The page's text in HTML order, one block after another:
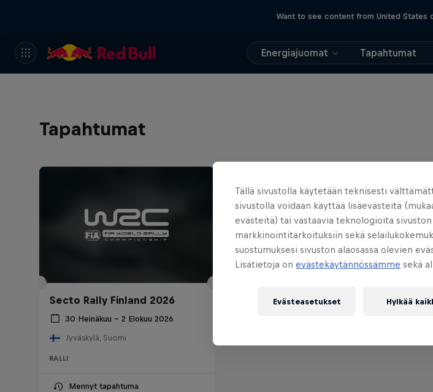
Want to see content from United States
Energiajuomat Tapahtumat
Tapahtumat
Secto Rally Finland 2026
30 Heinäkuu – 2 Elokuu 2026
Jyväskylä, Suomi
RALLI
Mennyt tapahtuma
Tällä sivustolla käytetään teknisesti
sivustolla voidaan käyttää lisäevästeitä
evästeitä) tai vastaavia teknologioita
markkinointitarkoituksiin sekä
suostumuksesi sivuston alaosassa olevien
Lisätietoja on evästekäytännössämme sekä
Evästeasetukset Hylkää